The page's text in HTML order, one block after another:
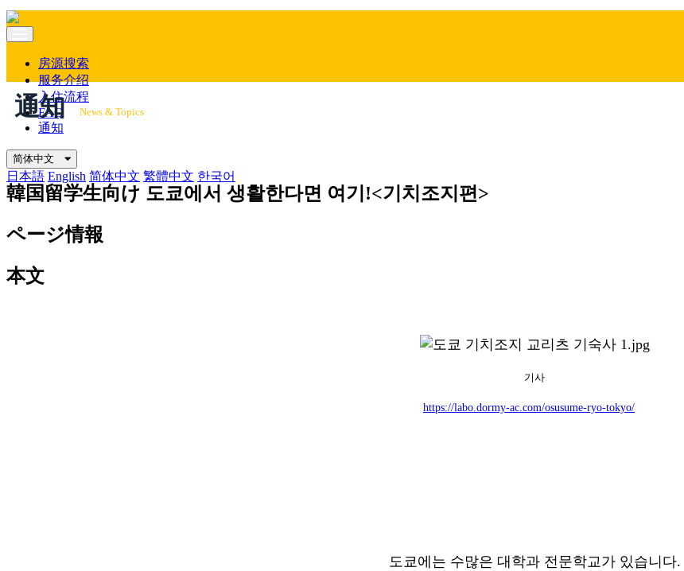
Menu
房源搜索
服务介绍
入住流程
FAQ
通知
简体中文
日本語 English 简体中文 繁體中文 한국어
通知 News & Topics
韓国留学生向け 도쿄에서 생활한다면 여기!<기치조지편>
ページ情報
本文
기사
https://labo.dormy-ac.com/osusume-ryo-tokyo/
도쿄에는 수많은 대학과 전문학교가 있습니다.